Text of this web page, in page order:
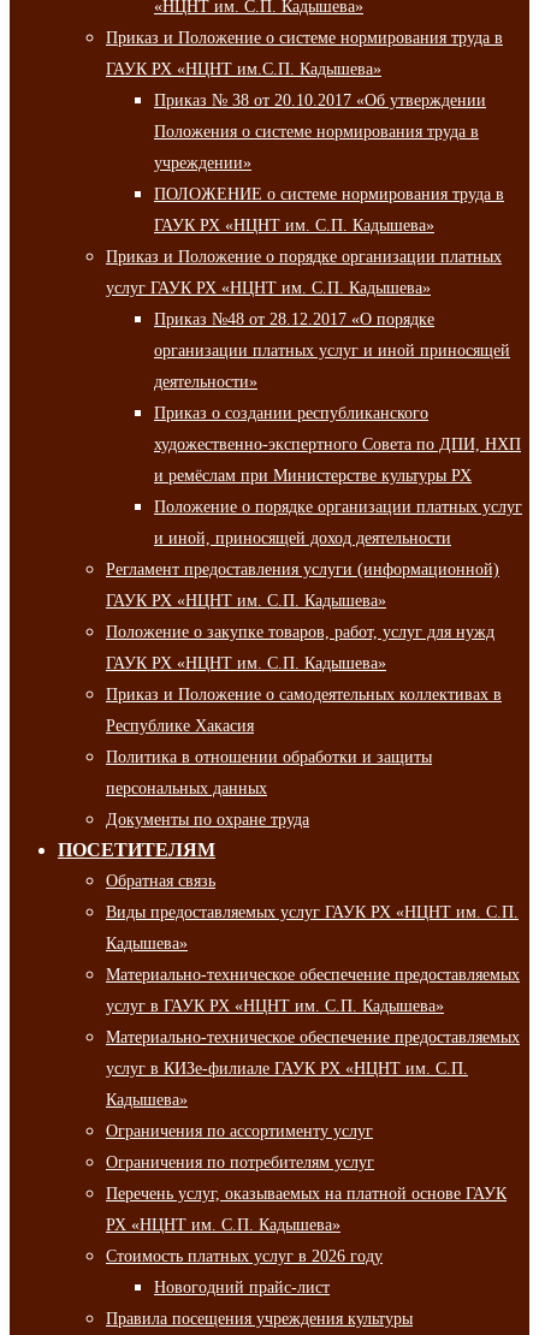
«НЦНТ им. С.П. Кадышева»
Приказ и Положение о системе нормирования труда в
ГАУК РХ «НЦНТ им.С.П. Кадышева»
Приказ № 38 от 20.10.2017 «Об утверждении
Положения о системе нормирования труда в
учреждении»
ПОЛОЖЕНИЕ о системе нормирования труда в
ГАУК РХ «НЦНТ им. С.П. Кадышева»
Приказ и Положение о порядке организации платных
услуг ГАУК РХ «НЦНТ им. С.П. Кадышева»
Приказ №48 от 28.12.2017 «О порядке
организации платных услуг и иной приносящей
деятельности»
Приказ о создании республиканского
художественно-экспертного Совета по ДПИ, НХП
и ремёслам при Министерстве культуры РХ
Положение о порядке организации платных услуг
и иной, приносящей доход деятельности
Регламент предоставления услуги (информационной)
ГАУК РХ «НЦНТ им. С.П. Кадышева»
Положение о закупке товаров, работ, услуг для нужд
ГАУК РХ «НЦНТ им. С.П. Кадышева»
Приказ и Положение о самодеятельных коллективах в
Республике Хакасия
Политика в отношении обработки и защиты
персональных данных
Документы по охране труда
ПОСЕТИТЕЛЯМ
Обратная связь
Виды предоставляемых услуг ГАУК РХ «НЦНТ им. С.П.
Кадышева»
Материально-техническое обеспечение предоставляемых
услуг в ГАУК РХ «НЦНТ им. С.П. Кадышева»
Материально-техническое обеспечение предоставляемых
услуг в КИЗе-филиале ГАУК РХ «НЦНТ им. С.П.
Кадышева»
Ограничения по ассортименту услуг
Ограничения по потребителям услуг
Перечень услуг, оказываемых на платной основе ГАУК
РХ «НЦНТ им. С.П. Кадышева»
Стоимость платных услуг в 2026 году
Новогодний прайс-лист
Правила посещения учреждения культуры